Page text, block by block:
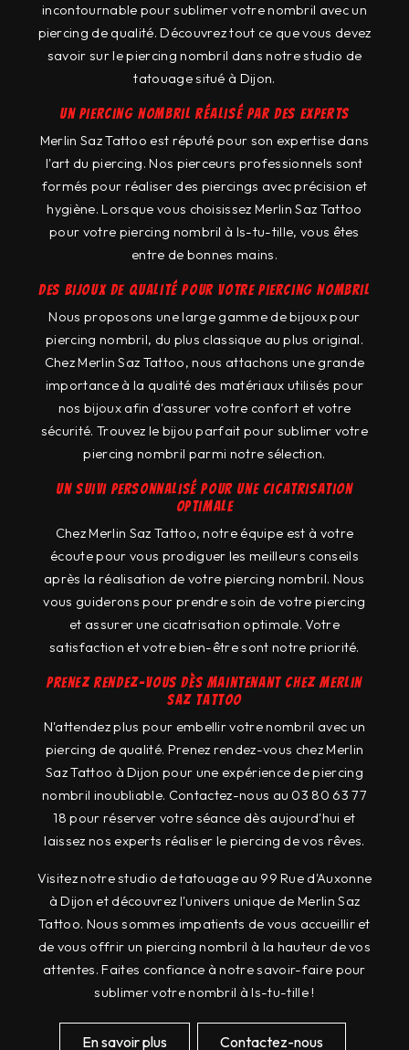
incontournable pour sublimer votre nombril avec un
piercing de qualité. Découvrez tout ce que vous devez
savoir sur le piercing nombril dans notre studio de
tatouage situé à Dijon.
Un piercing nombril réalisé par des experts
Merlin Saz Tattoo est réputé pour son expertise dans
l'art du piercing. Nos pierceurs professionnels sont
formés pour réaliser des piercings avec précision et
hygiène. Lorsque vous choisissez Merlin Saz Tattoo
pour votre piercing nombril à Is-tu-tille, vous êtes
entre de bonnes mains.
Des bijoux de qualité pour votre piercing nombril
Nous proposons une large gamme de bijoux pour
piercing nombril, du plus classique au plus original.
Chez Merlin Saz Tattoo, nous attachons une grande
importance à la qualité des matériaux utilisés pour
nos bijoux afin d'assurer votre confort et votre
sécurité. Trouvez le bijou parfait pour sublimer votre
piercing nombril parmi notre sélection.
Un suivi personnalisé pour une cicatrisation
optimale
Chez Merlin Saz Tattoo, notre équipe est à votre
écoute pour vous prodiguer les meilleurs conseils
après la réalisation de votre piercing nombril. Nous
vous guiderons pour prendre soin de votre piercing
et assurer une cicatrisation optimale. Votre
satisfaction et votre bien-être sont notre priorité.
Prenez rendez-vous dès maintenant chez Merlin
Saz Tattoo
N'attendez plus pour embellir votre nombril avec un
piercing de qualité. Prenez rendez-vous chez Merlin
Saz Tattoo à Dijon pour une expérience de piercing
nombril inoubliable. Contactez-nous au 03 80 63 77
18 pour réserver votre séance dès aujourd'hui et
laissez nos experts réaliser le piercing de vos rêves.
Visitez notre studio de tatouage au 99 Rue d'Auxonne
à Dijon et découvrez l'univers unique de Merlin Saz
Tattoo. Nous sommes impatients de vous accueillir et
de vous offrir un piercing nombril à la hauteur de vos
attentes. Faites confiance à notre savoir-faire pour
sublimer votre nombril à Is-tu-tille !
En savoir plus Contactez-nous